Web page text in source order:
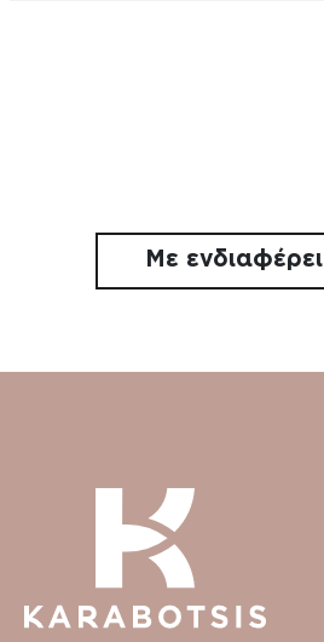
Με ενδιαφέρει